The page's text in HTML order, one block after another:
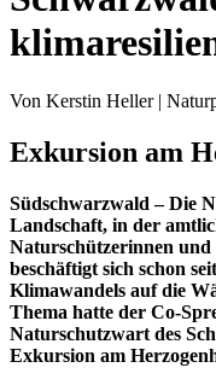
Von Kerstin Heller |
Exkursion am
Südschwarzwald – Die
Landschaft, in der
Naturschützerinnen und
beschäftigt sich schon
Klimawandels auf die
Thema hatte der Co-
Naturschutzwart des
Exkursion am